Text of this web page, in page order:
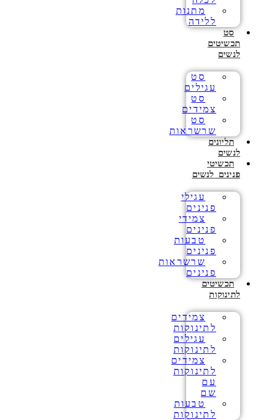
מתנות
ללידה
סט
תכשיטים
לנשים
סט
עגילים
סט
צמידים
סט
שרשראות
תליונים
לנשים
תכשיטי
פנינים לנשים
עגילי
פנינים
צמידי
פנינים
טבעות
פנינים
שרשראות
פנינים
תכשיטים
לתינוקות
צמידים
לתינוקות
עגילים
לתינוקות
צמידים
לתינוקות
עם
שם
טבעות
לתינוקות